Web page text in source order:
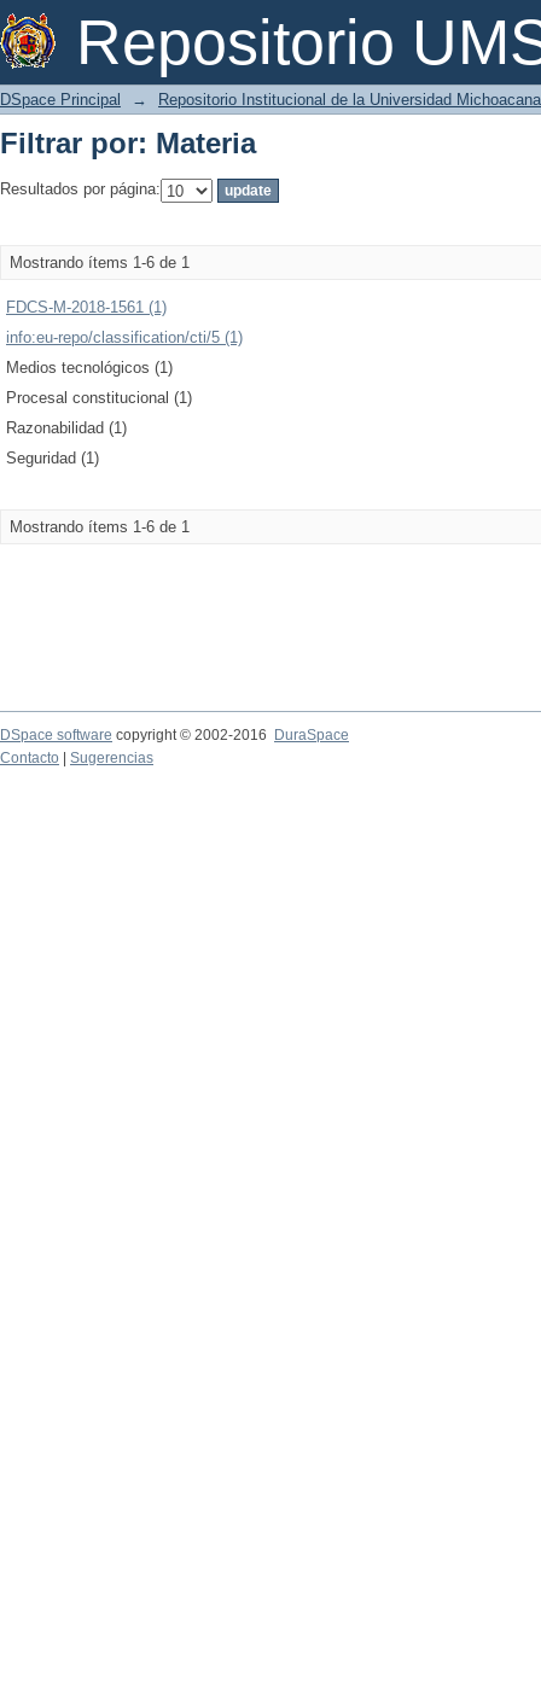
Repositorio
Filtrar por: Materia
DSpace Principal → Repositorio Institucional de la Universidad
Filtrar por: Materia
Resultados por página:
Mostrando ítems 1-6 de 1
FDCS-M-2018-1561 (1)
info:eu-repo/classification/cti/5 (1)
Medios tecnológicos (1)
Procesal constitucional (1)
Razonabilidad (1)
Seguridad (1)
Mostrando ítems 1-6 de 1
DSpace software copyright © 2002-2016
DuraSpace
Contacto
Sugerencias